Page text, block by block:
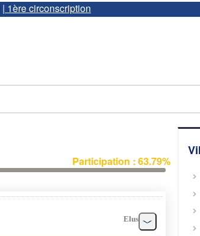
| 1ère circonscription
Participation : 63.79%
Elus